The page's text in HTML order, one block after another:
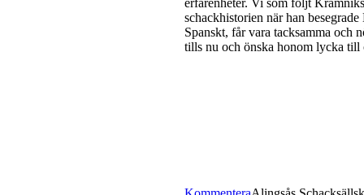
schackhistorien när han
Spanskt, får vara tacksamma och
tills nu och önska honom lycka